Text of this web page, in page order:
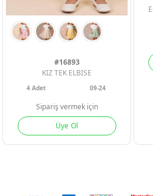
#16893
KIZ TEK ELBISE
4 Adet 09-24
Sipariş vermek için
Üye Ol